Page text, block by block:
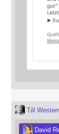
Till
David